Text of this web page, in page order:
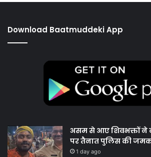
Download Baatmuddeki App
असम से आए शिवभक्तों ने
पर तैनात पुलिस की
1 day ago